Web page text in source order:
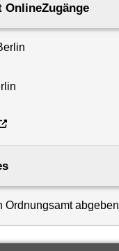
OnlineZugänge
Ordnungsamt abgeben